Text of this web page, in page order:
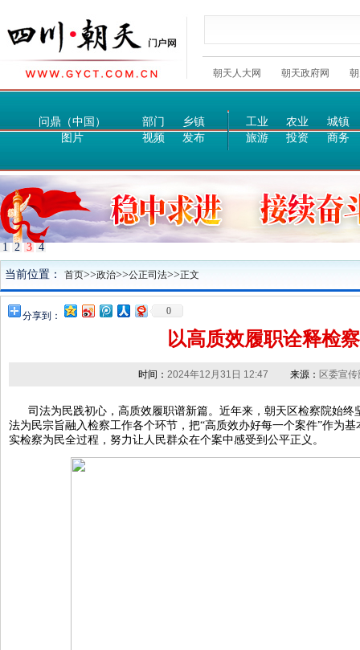
朝天人大网 朝天政府网
问鼎（中国） 部门
乡镇
图片
视频 发布
工业 农业
城镇
旅游
投资 商务
1 2 3 4
当前位置： 首页>>政治>>公正司法>>正文
分享到： 0
以高质效履职诠释检
时间： 2024年12月31日 12:47 来源： 区委宣
司法为民践初心，高质效履职谱新篇。近年来，朝天区检察院始
法为民宗旨融入检察工作各个环节，把“高质效办好每一个案件”作为
实检察为民全过程，努力让人民群众在个案中感受到公平正义。